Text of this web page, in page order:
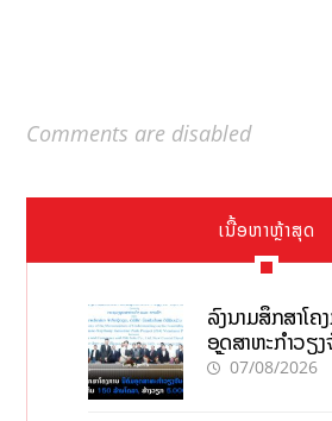
Comments are disabled
ເນື້ອຫາຫຼ້າສຸດ
ລົງນາມສຶກສາໂຄ
ອຸດສາຫະກຳວຽ
ເປົ້າດຶງທຶນ 150 ລ້
07/08/2026